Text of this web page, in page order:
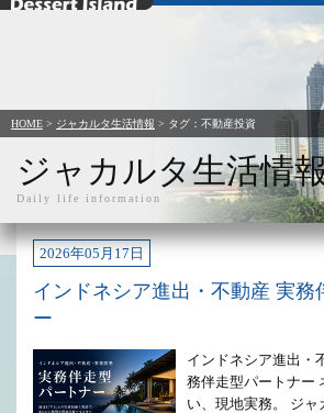
デザートアイランド
HOME > ジャカルタ生活情報 > タグ：不動産投資
ジャカルタ生活情
Daily life information
2026年05月17日
インドネシア進出・不動産 実務
ー
インドネシア進出・
務伴走型パートナー
い、現地実務。 ジ